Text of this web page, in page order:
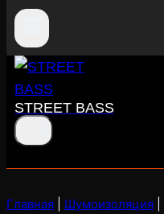
STREET BASS
Главная Шумоизоляция